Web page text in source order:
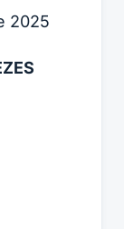
2025